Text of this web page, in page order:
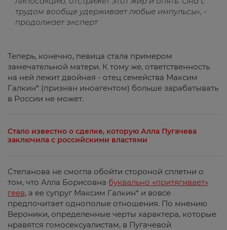
трудом вообще удерживает любые импульсы», -
продолжает эксперт.
Теперь, конечно, певица стала примером
замечательной матери. К тому же, ответственность
на ней лежит двойная - отец семейства Максим
Галкин* (признан иноагентом) больше зарабатывать
в России не может.
Стало известно о сделке, которую Алла Пугачева
заключила с российскими властями
Степанова не смогла обойти стороной сплетни о
том, что Алла Борисовна буквально «притягивает»
геев, а ее супруг Максим Галкин* и вовсе
предпочитает однополые отношения. По мнению
Вероники, определенные черты характера, которые
нравятся гомосексуалистам, в Пугачевой